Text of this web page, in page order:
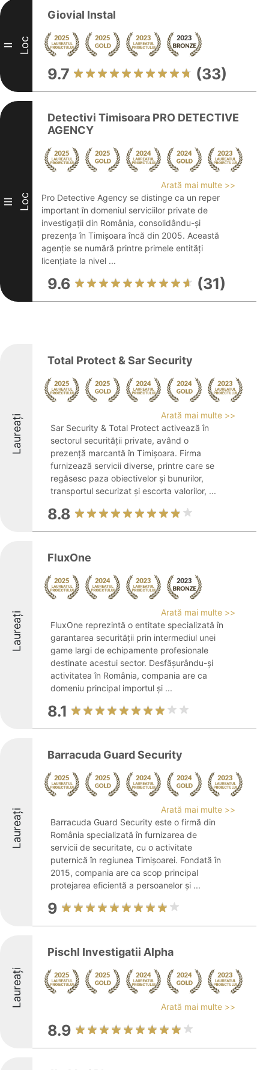
II Loc
Giovial Instal
9.7 (33)
III Loc
Detectivi Timisoara PRO DETECTIVE
AGENCY
Arată mai multe >>
Pro Detective Agency se distinge ca un reper
important în domeniul serviciilor private de
investigații din România, consolidându-și
prezența în Timișoara încă din 2005. Această
agenție se numără printre primele entități
licențiate la nivel ...
9.6 (31)
Laureați
Total Protect & Sar Security
Arată mai multe >>
Sar Security & Total Protect activează în
sectorul securității private, având o
prezență marcantă în Timișoara. Firma
furnizează servicii diverse, printre care se
regăsesc paza obiectivelor și bunurilor,
transportul securizat și escorta valorilor, ...
8.8
Laureați
FluxOne
Arată mai multe >>
FluxOne reprezintă o entitate specializată în
garantarea securității prin intermediul unei
game largi de echipamente profesionale
destinate acestui sector. Desfășurându-și
activitatea în România, compania are ca
domeniu principal importul și ...
8.1
Laureați
Barracuda Guard Security
Arată mai multe >>
Barracuda Guard Security este o firmă din
România specializată în furnizarea de
servicii de securitate, cu o activitate
puternică în regiunea Timișoarei. Fondată în
2015, compania are ca scop principal
protejarea eficientă a persoanelor și ...
9
Laureați
Pischl Investigatii Alpha
Arată mai multe >>
8.9